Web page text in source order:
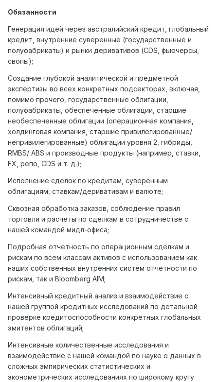
Обязанности
Генерация идей через австралийский кредит, глобальный
кредит, внутренние суверенные (государственные и
полуфабрикаты) и рынки деривативов (CDS, фьючерсы,
свопы);
Создание глубокой аналитической и предметной
экспертизы во всех конкретных подсекторах, включая,
помимо прочего, государственные облигации,
полуфабрикаты, обеспеченные облигации, старшие
необеспеченные облигации (операционная компания,
холдинговая компания, старшие привилегированные/
непривилегированные) облигации уровня 2, гибриды,
RMBS/ ABS и производные продукты (например, ставки,
FX, репо, CDS и т. д.);
Исполнение сделок по кредитам, суверенным
облигациям, ставкам/деривативам и валюте;
Сквозная обработка заказов, соблюдение правил
торговли и расчеты по сделкам в сотрудничестве с
нашей командой мидл-офиса;
Подробная отчетность по операционным сделкам и
рискам по всем классам активов с использованием как
наших собственных внутренних систем отчетности по
рискам, так и Bloomberg AIM;
Интенсивный кредитный анализ и взаимодействие с
нашей группой кредитных исследований по детальной
проверке кредитоспособности конкретных глобальных
эмитентов облигаций;
Интенсивные количественные исследования и
взаимодействие с нашей командой по науке о данных в
сложных эмпирических статистических и
эконометрических исследованиях по широкому кругу